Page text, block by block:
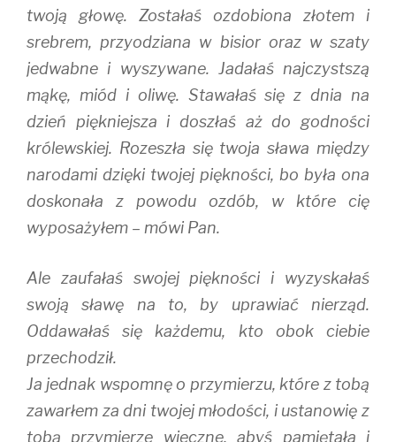
twoją głowę. Zostałaś ozdobiona złotem i
srebrem, przyodziana w bisior oraz w szaty
jedwabne i wyszywane. Jadałaś najczystszą
mąkę, miód i oliwę. Stawałaś się z dnia na
dzień piękniejsza i doszłaś aż do godności
królewskiej. Rozeszła się twoja sława między
narodami dzięki twojej piękności, bo była ona
doskonała z powodu ozdób, w które cię
wyposażyłem – mówi Pan.
Ale zaufałaś swojej piękności i wyzyskałaś
swoją sławę na to, by uprawiać nierząd.
Oddawałaś się każdemu, kto obok ciebie
przechodził.
Ja jednak wspomnę o przymierzu, które z tobą
zawarłem za dni twojej młodości, i ustanowię z
tobą przymierze wieczne, abyś pamiętała i